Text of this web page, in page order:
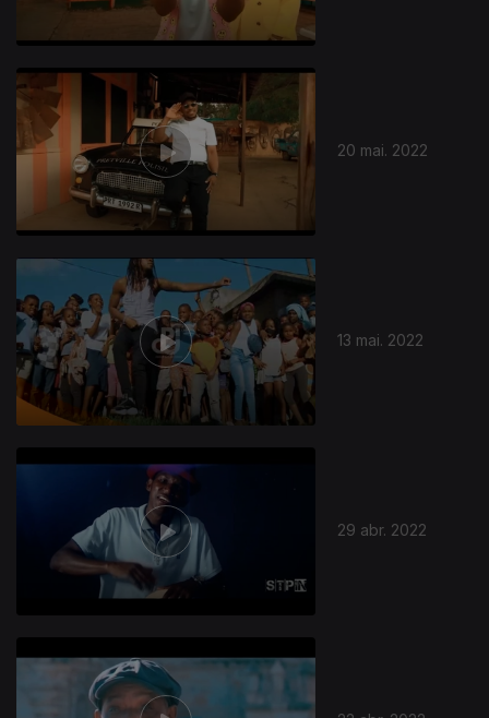
20 mai. 2022
13 mai. 2022
617083
29 abr. 2022